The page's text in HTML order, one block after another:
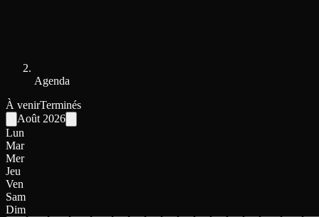
Agenda
À venirTerminés
Août 2026
Lun
Mar
Mer
Jeu
Ven
Sam
Dim